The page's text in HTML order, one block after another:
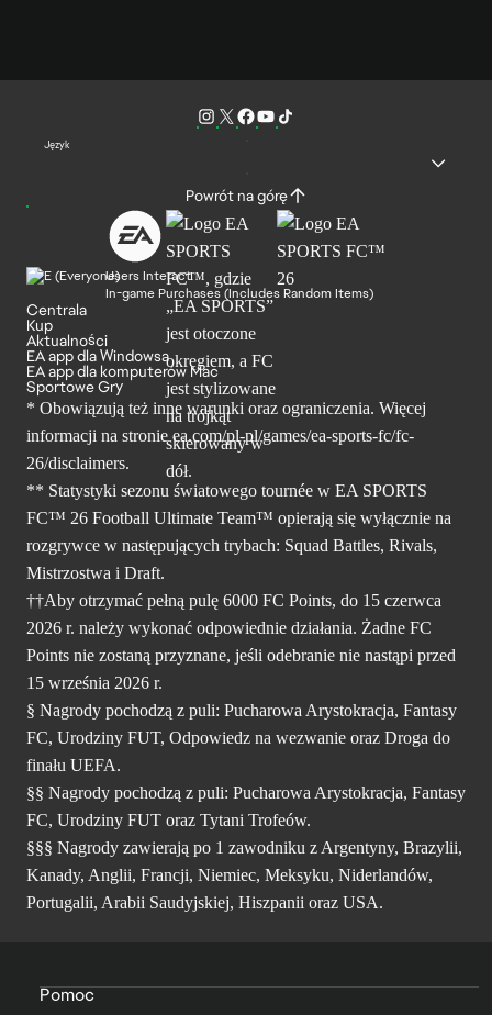
Język
Powrót na górę
Users Interact
In-game Purchases (Includes Random Items)
Centrala
Kup
Aktualności
EA app dla Windowsa
EA app dla komputerów Mac
Sportowe Gry
* Obowiązują też inne warunki oraz ograniczenia. Więcej
informacji na stronie ea.com/pl-pl/games/ea-sports-fc/fc-
26/disclaimers.
** Statystyki sezonu światowego tournée w EA SPORTS
FC™ 26 Football Ultimate Team™ opierają się wyłącznie na
rozgrywce w następujących trybach: Squad Battles, Rivals,
Mistrzostwa i Draft.
††Aby otrzymać pełną pulę 6000 FC Points, do 15 czerwca
2026 r. należy wykonać odpowiednie działania. Żadne FC
Points nie zostaną przyznane, jeśli odebranie nie nastąpi przed
15 września 2026 r.
§ Nagrody pochodzą z puli: Pucharowa Arystokracja, Fantasy
FC, Urodziny FUT, Odpowiedz na wezwanie oraz Droga do
finału UEFA.
§§ Nagrody pochodzą z puli: Pucharowa Arystokracja, Fantasy
FC, Urodziny FUT oraz Tytani Trofeów.
§§§ Nagrody zawierają po 1 zawodniku z Argentyny, Brazylii,
Kanady, Anglii, Francji, Niemiec, Meksyku, Niderlandów,
Portugalii, Arabii Saudyjskiej, Hiszpanii oraz USA.
Pomoc